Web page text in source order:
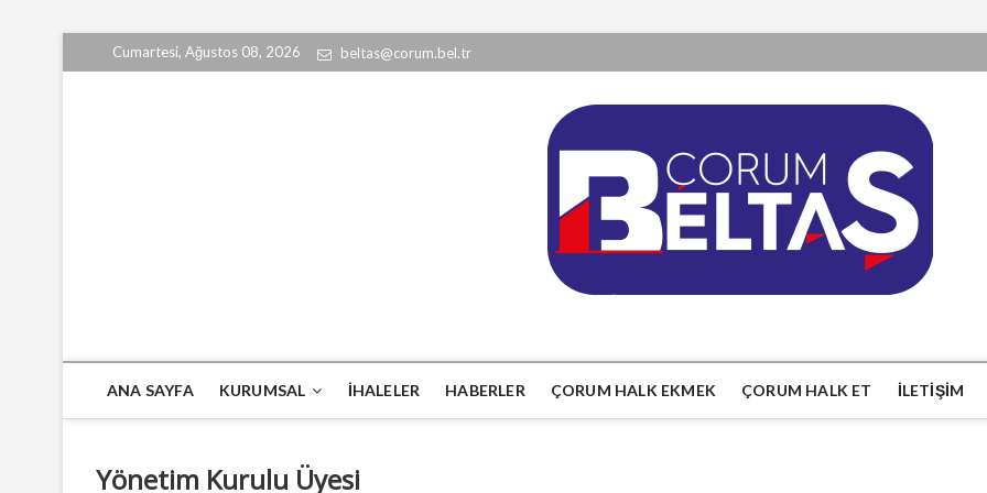
to
Cumartesi, Ağustos 08, 2026 beltas@corum.bel.tr
ANA SAYFA KURUMSAL İHALELER HABERLER ÇORUM HALK EKMEK ÇORUM HALK ET İLETIŞIM
Yönetim Kurulu Üyesi